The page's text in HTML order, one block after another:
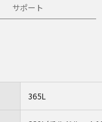
サポート
365L